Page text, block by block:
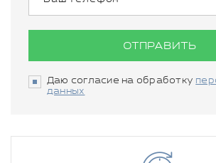
ОТПРАВИТЬ
Даю согласие на обработку
данных